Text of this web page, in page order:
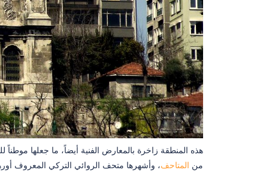
هذه المنطقة زاخرة بالمعارض الفنية أيضاً، ما جعلها
من المتاحف، وأشهرها متحف الروائي التركي المعروف